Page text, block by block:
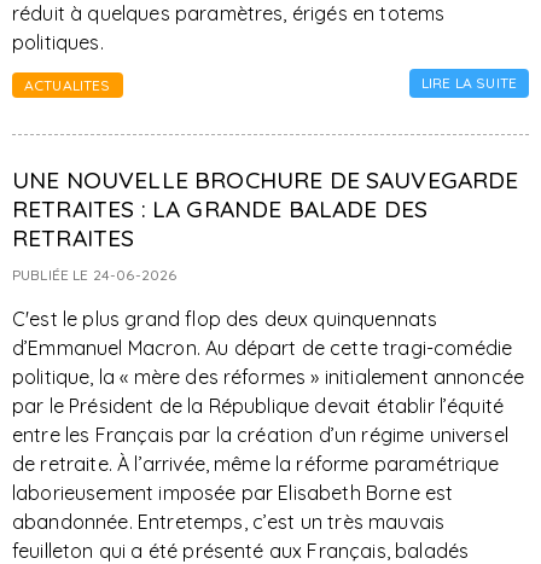
réduit à quelques paramètres, érigés en totems
politiques.
ACTUALITES LIRE LA SUITE
UNE NOUVELLE BROCHURE DE SAUVEGARDE
RETRAITES : LA GRANDE BALADE DES
RETRAITES
PUBLIÉE LE 24-06-2026
C'est le plus grand flop des deux quinquennats
d’Emmanuel Macron. Au départ de cette tragi-comédie
politique, la « mère des réformes » initialement annoncée
par le Président de la République devait établir l’équité
entre les Français par la création d’un régime universel
de retraite. À l’arrivée, même la réforme paramétrique
laborieusement imposée par Elisabeth Borne est
abandonnée. Entretemps, c’est un très mauvais
feuilleton qui a été présenté aux Français, baladés